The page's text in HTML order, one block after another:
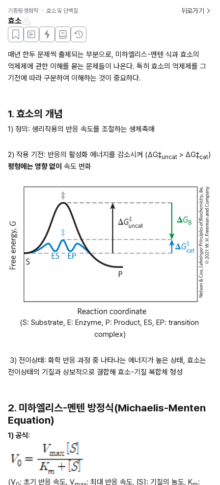
기종평 생화학 효소 및 단백질 뒤로가기
효소
매년 한두 문제씩 출제되는 부분으로, 미하엘리스-멘텐 식과 효소의
억제제에 관한 이해를 묻는 문제들이 나온다. 특히 효소의 억제제를 그
기전에 따라 구분하여 이해하는 것이 중요하다.
1. 효소의 개념
1) 정의: 생리작용의 반응 속도를 조절하는 생체촉매
2) 작용 기전: 반응의 활성화 에너지를 감소시켜 (ΔG‡uncat > ΔG‡cat
평형에는 영향 없이 속도 변화
(S: Substrate, E: Enzyme, P: Product, ES, EP: transition
complex)
전이상태의 기질과 상보적으로 결합해 효소-기질 복합체 형성
2. 미하엘리스-멘텐 방정식(Michaelis-Menten
Equation)
1) 공식:
(V : 초기 반응 속도, V : 최대 반응 속도, [S]: 기질의 농도, K
: